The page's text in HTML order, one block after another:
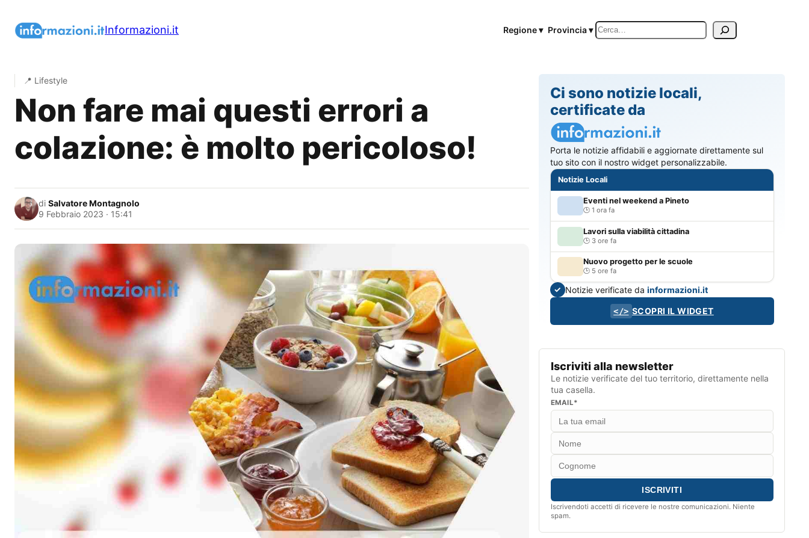
Informazioni.it Regione ▾ Provincia ▾ Cerca
📍 Lifestyle
Non fare mai questi errori a
colazione: è molto pericoloso!
di Salvatore Montagnolo
9 Febbraio 2023 · 15:41
Ci sono notizie locali,
certificate da
Porta le notizie affidabili e aggiornate direttamente sul
tuo sito con il nostro widget personalizzabile.
Notizie Locali
Eventi nel weekend a Pineto
1 ora fa
Lavori sulla viabilità cittadina
3 ore fa
Nuovo progetto per le scuole
5 ore fa
✓ Notizie verificate da informazioni.it
</> SCOPRI IL WIDGET
Iscriviti alla newsletter
Le notizie verificate del tuo territorio, direttamente nella
tua casella.
EMAIL*
Iscrivendoti accetti di ricevere le nostre comunicazioni. Niente
spam.